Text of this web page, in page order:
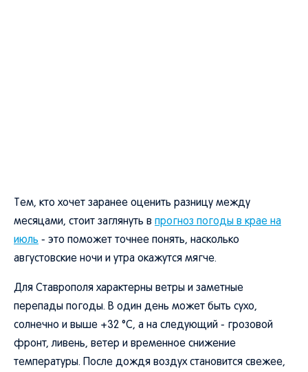
Тем, кто хочет заранее оценить разницу между
месяцами, стоит заглянуть в прогноз погоды в крае на
июль - это поможет точнее понять, насколько
августовские ночи и утра окажутся мягче.
Для Ставрополя характерны ветры и заметные
перепады погоды. В один день может быть сухо,
солнечно и выше +32 °C, а на следующий - грозовой
фронт, ливень, ветер и временное снижение
температуры. После дождя воздух становится свежее,